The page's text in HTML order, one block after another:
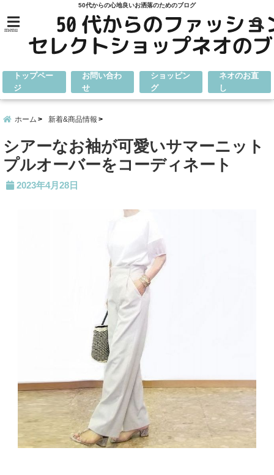
50代からの心地良いお洒落のためのブログ
menu
トップペー
ジ
お問い合わ
せ
ショッピン
グ
ネオのお直
し
ホーム 新着&商品情報
シアーなお袖が可愛いサマーニット
プルオーバーをコーディネート
2023年4月28日